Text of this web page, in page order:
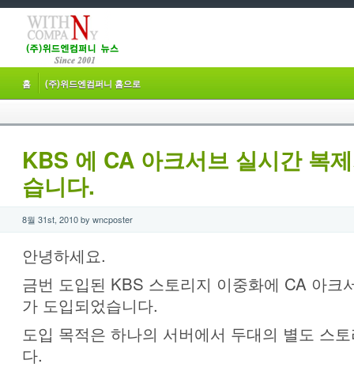
홈 (주)위드엔컴퍼니 홈으로
KBS 에 CA 아크서브 실시간 복
습니다.
8월 31st, 2010 by wncposter
안녕하세요.
금번 도입된 KBS 스토리지 이중화에 CA 아크
가 도입되었습니다.
도입 목적은 하나의 서버에서 두대의 별도 스
다.